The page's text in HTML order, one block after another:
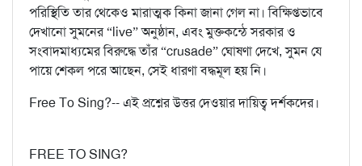
পরিস্থিতি তার থেকেও মারাত্মক কিনা জানা গেল না। বিক্ষিপ্তভাবে
দেখানো সুমনের “live” অনুষ্ঠান, এবং মুক্তকন্ঠে সরকার ও
সংবাদমাধ্যমের বিরুদ্ধে তাঁর “crusade” ঘোষণা দেখে, সুমন যে
পায়ে শেকল পরে আছেন, সেই ধারণা বদ্ধমূল হয় নি।
Free To Sing?-- এই প্রশ্নের উত্তর দেওয়ার দায়িত্ব দর্শকদের।
FREE TO SING?